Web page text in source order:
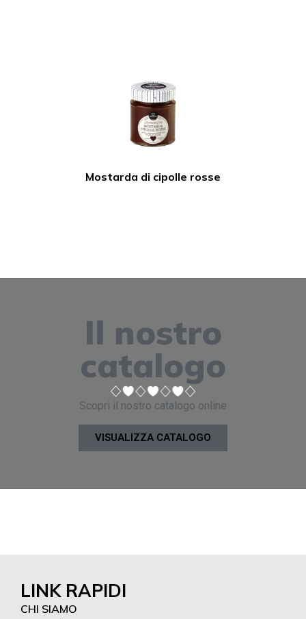
Mostarda di cipolle rosse
Il nostro
catalogo
Scopri il nostro catalogo online
VISUALIZZA CATALOGO
LINK RAPIDI
CHI SIAMO